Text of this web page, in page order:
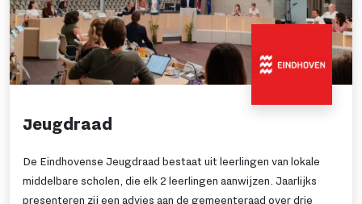
Jeugdraad
De Eindhovense Jeugdraad bestaat uit leerlingen van lokale
middelbare scholen, die elk 2 leerlingen aanwijzen. Jaarlijks
presenteren zij een advies aan de gemeenteraad over drie